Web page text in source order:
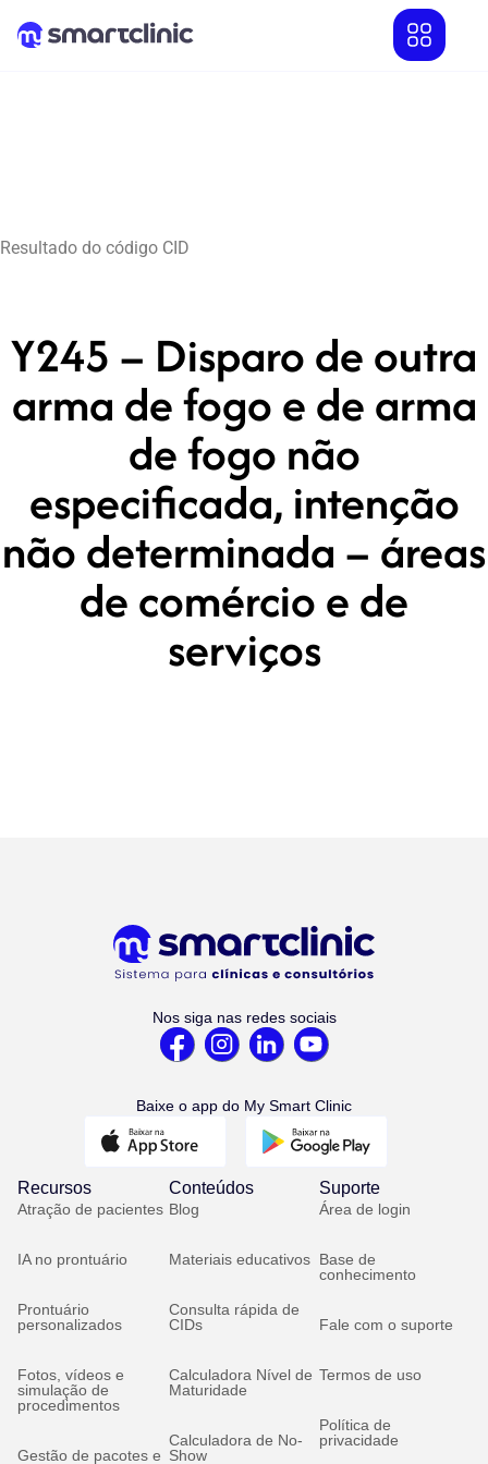
Resultado do código CID
Y245 – Disparo de outra
arma de fogo e de arma
de fogo não
especificada, intenção
não determinada – áreas
de comércio e de
serviços
Nos siga nas redes sociais
Baixe o app do My Smart Clinic
Recursos
Atração de pacientes
IA no prontuário
Prontuário
personalizados
Fotos, vídeos e
simulação de
procedimentos
Gestão de pacotes e
Conteúdos
Blog
Materiais educativos
Consulta rápida de
CIDs
Calculadora Nível de
Maturidade
Calculadora de No-
Show
Suporte
Área de login
Base de
conhecimento
Fale com o suporte
Termos de uso
Política de
privacidade